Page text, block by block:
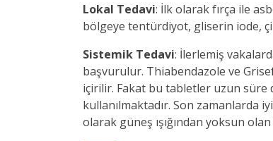
Lokal Tedavi: İlk olarak fırça ile
bölgeye tentürdiyot, gliserin iode,
Sistemik Tedavi: İlerlemiş
başvurulur. Thiabendazole ve
içirilir. Fakat bu tabletler uzun süre
kullanılmaktadır. Son zamanlarda
olarak güneş ışığından yoksun